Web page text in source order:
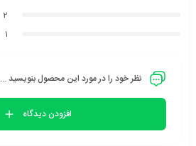
2
1
نظر خود را در مورد این محصول بنویسید ...
افزودن دیدگاه